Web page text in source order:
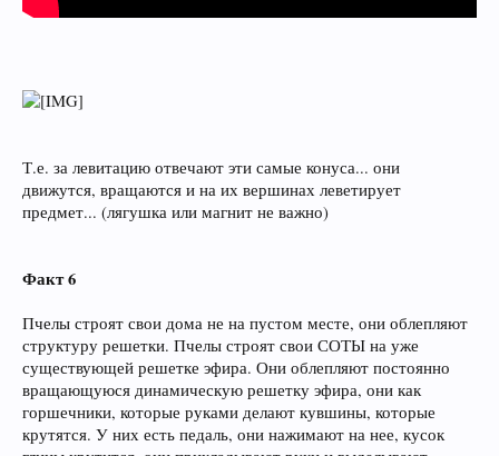
Т.е. за левитацию отвечают эти самые конуса... они
движутся, вращаются и на их вершинах леветирует
предмет... (лягушка или магнит не важно)
Факт 6
Пчелы строят свои дома не на пустом месте, они облепляют
структуру решетки. Пчелы строят свои СОТЫ на уже
существующей решетке эфира. Они облепляют постоянно
вращающуюся динамическую решетку эфира, они как
горшечники, которые руками делают кувшины, которые
крутятся. У них есть педаль, они нажимают на нее, кусок